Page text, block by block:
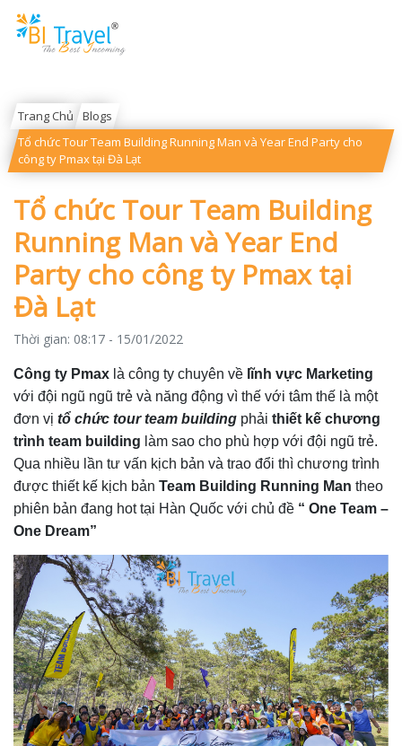
Trang Chủ
Blogs
Tổ chức Tour Team Building Running Man và Year End Party cho
công ty Pmax tại Đà Lạt
Tổ chức Tour Team Building
Running Man và Year End
Party cho công ty Pmax tại
Đà Lạt
Thời gian: 08:17 - 15/01/2022
Công ty Pmax là công ty chuyên về lĩnh vực Marketing
với đội ngũ ngũ trẻ và năng động vì thế với tâm thế là một
đơn vị tổ chức tour team building phải thiết kế chương
trình team building làm sao cho phù hợp với đội ngũ trẻ.
Qua nhiều lần tư vấn kịch bản và trao đổi thì chương trình
được thiết kế kịch bản Team Building Running Man theo
phiên bản đang hot tại Hàn Quốc với chủ đề “ One Team –
One Dream”